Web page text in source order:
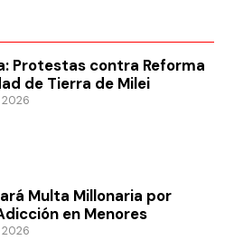
Protestas contra Reforma
de Tierra de Milei
Multa Millonaria por
en Menores